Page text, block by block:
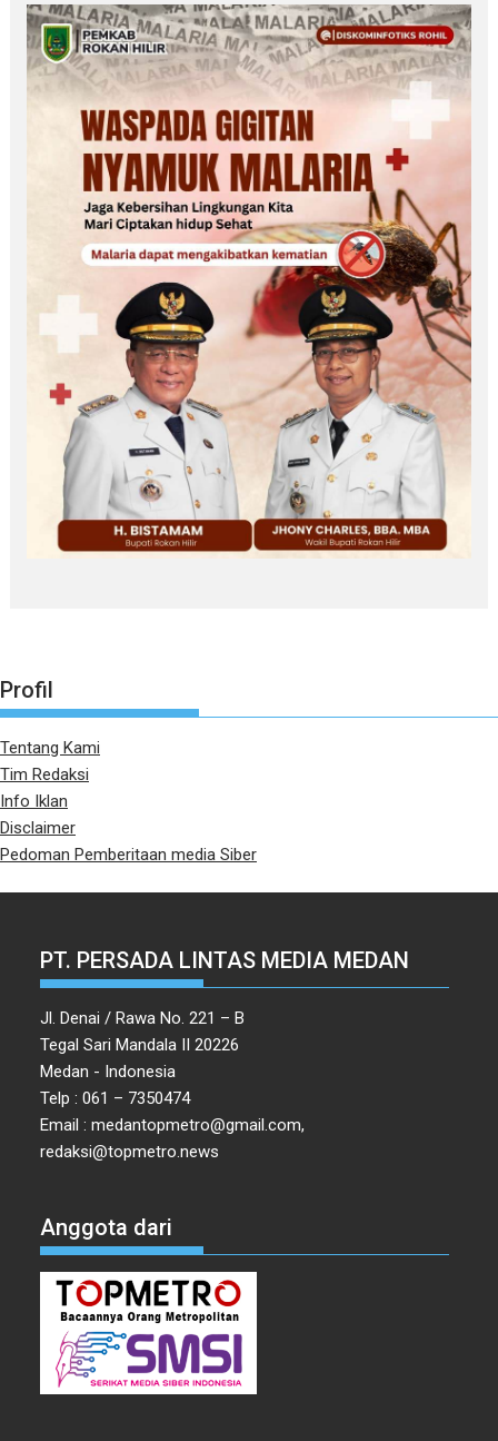
Profil
Tentang Kami
Tim Redaksi
Info Iklan
Disclaimer
Pedoman Pemberitaan media Siber
PT. PERSADA LINTAS MEDIA MEDAN
Jl. Denai / Rawa No. 221 – B
Tegal Sari Mandala II 20226
Medan - Indonesia
Telp : 061 – 7350474
Email : medantopmetro@gmail.com,
redaksi@topmetro.news
Anggota dari